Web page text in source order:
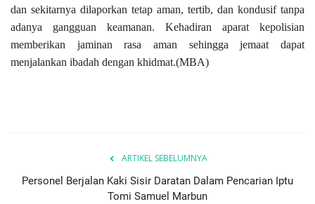
dan sekitarnya dilaporkan tetap aman, tertib, dan kondusif tanpa
adanya gangguan keamanan. Kehadiran aparat kepolisian
memberikan jaminan rasa aman sehingga jemaat dapat
menjalankan ibadah dengan khidmat.(MBA)
ARTIKEL SEBELUMNYA
Personel Berjalan Kaki Sisir Daratan Dalam Pencarian Iptu
Tomi Samuel Marbun